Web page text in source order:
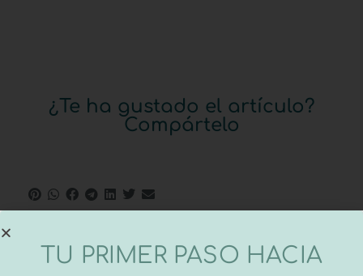
¿Te ha gustado el artículo?
Compártelo
TU PRIMER PASO HACIA